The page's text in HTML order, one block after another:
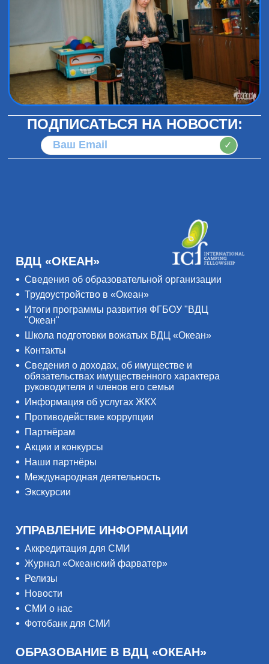
ПОДПИСАТЬСЯ НА НОВОСТИ:
✓
ВДЦ «ОКЕАН»
Сведения об образовательной организации
Трудоустройство в «Океан»
Итоги программы развития ФГБОУ "ВДЦ
"Океан"
Школа подготовки вожатых ВДЦ «Океан»
Контакты
Сведения о доходах, об имуществе и
обязательствах имущественного характера
руководителя и членов его семьи
Информация об услугах ЖКХ
Противодействие коррупции
Партнёрам
Акции и конкурсы
Наши партнёры
Международная деятельность
Экскурсии
УПРАВЛЕНИЕ ИНФОРМАЦИИ
Аккредитация для СМИ
Журнал «Океанский фарватер»
Релизы
Новости
СМИ о нас
Фотобанк для СМИ
ОБРАЗОВАНИЕ В ВДЦ «ОКЕАН»